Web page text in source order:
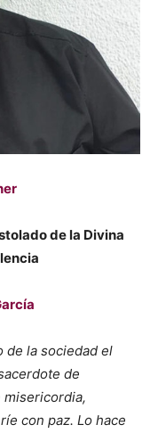
de la Divina
de la sociedad el
de
misericordia,
con paz. Lo hace